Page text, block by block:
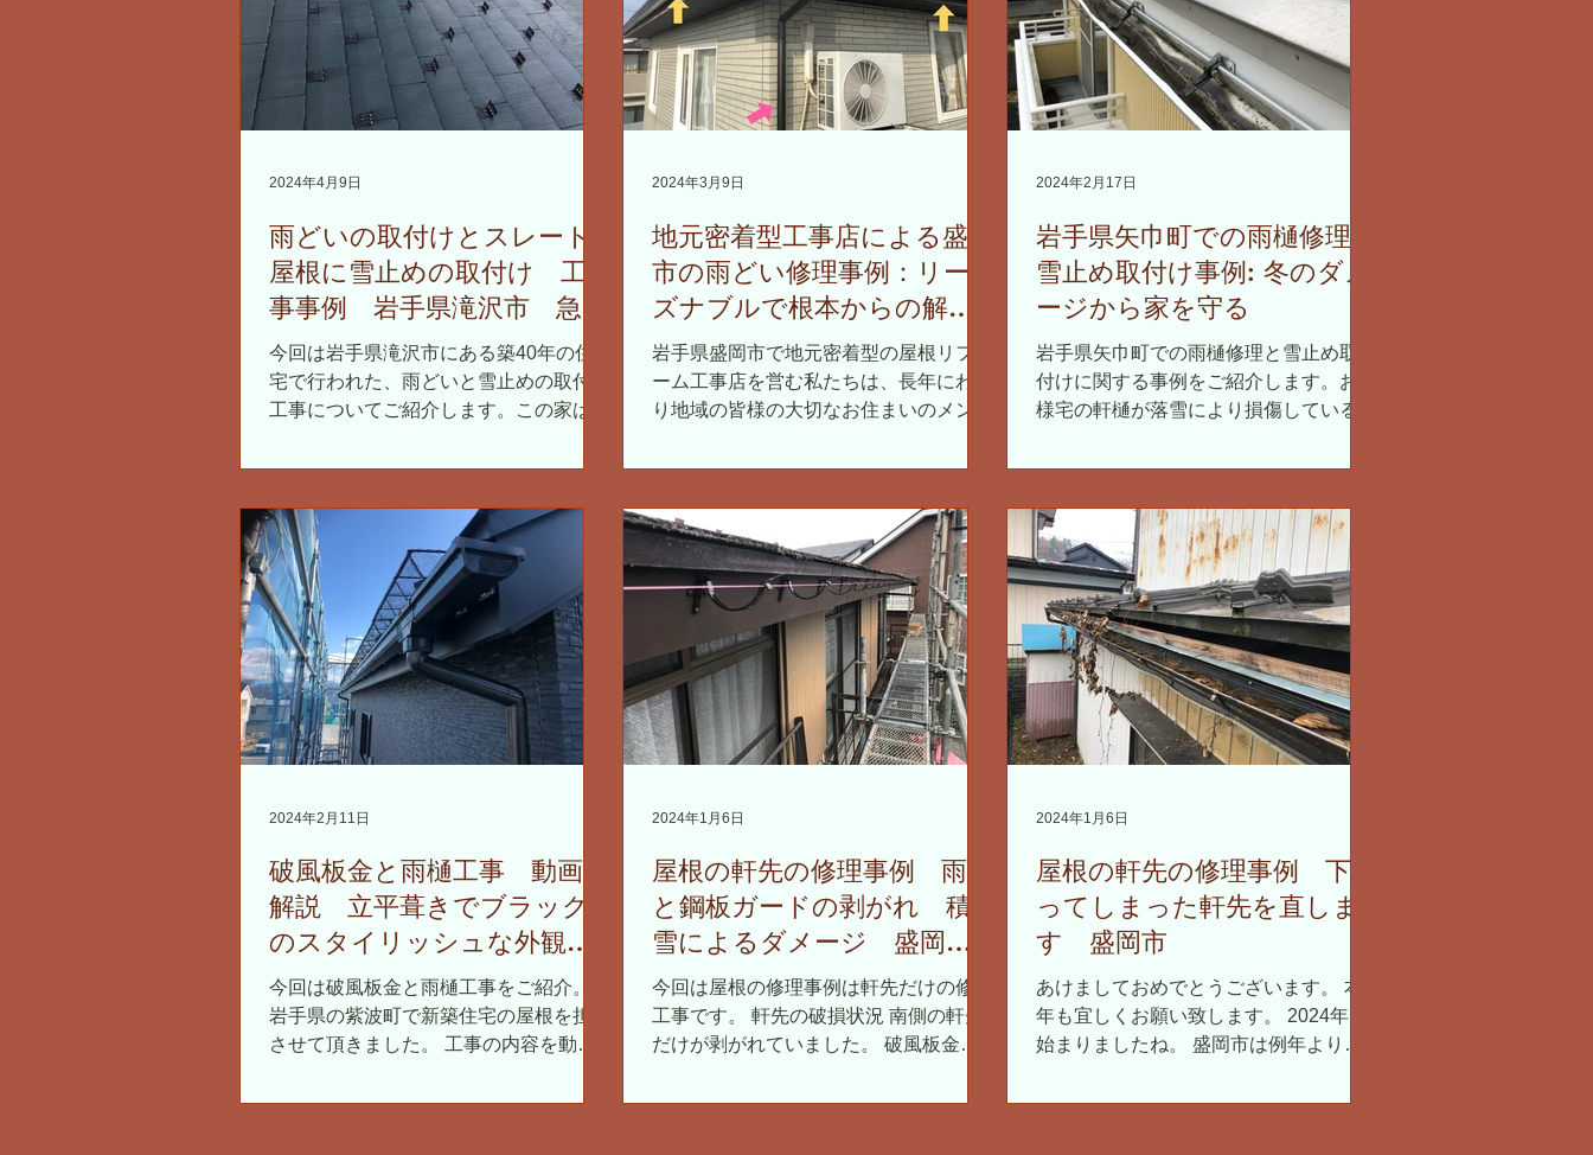
雨どいの取付けとスレート
屋根に雪止めの取付け 工
事事例 岩手県滝沢市 急勾
配屋根
今回は岩手県滝沢市にある築40年の住
宅で行われた、雨どいと雪止めの取付け
工事についてご紹介します。この家は、
新しい雨どいと雪止めを設置する作業を
2024年4月9日
地元密着型工事店による盛岡
市の雨どい修理事例：リー
ズナブルで根本からの解決
策
岩手県盛岡市で地元密着型の屋根リフォ
ーム工事店を営む私たちは、長年にわた
り地域の皆様の大切なお住まいのメンテ
どいの修理は、建物を雨水から守る重要
払って作業を行います。...
2024年3月9日
岩手県矢巾町での雨樋修理と
雪止め取付け事例: 冬のダメ
ージから家を守る
岩手県矢巾町での雨樋修理と雪止め取り
付けに関する事例をご紹介します。お客
様宅の軒樋が落雪により損傷していると
した。今回の工事では、雪の重みから雨
テムを導入しました。
2024年2月17日
破風板金と雨樋工事 動画で
解説 立平葺きでブラック
のスタイリッシュな外観に
仕上がります 住宅新築工
事 岩手県
今回は破風板金と雨樋工事をご紹介。
岩手県の紫波町で新築住宅の屋根を担当
させて頂きました。 工事の内容を動画
の取付け 岩手県では破風板は、基本的
2024年2月11日
屋根の軒先の修理事例 雨樋
と鋼板ガードの剥がれ 積
雪によるダメージ 盛岡
市
今回は屋根の修理事例は軒先だけの修理
工事です。 軒先の破損状況 南側の軒先
だけが剥がれていました。 破風板金と
タ）からベリベリと剥がれている状況で
2024年1月6日
屋根の軒先の修理事例 下が
ってしまった軒先を直しま
す 盛岡市
あけましておめでとうございます。 本
年も宜しくお願い致します。 2024年も
始まりましたね。 盛岡市は例年より雪
りました。 こんなに雪が少ないのは初
2024年1月6日